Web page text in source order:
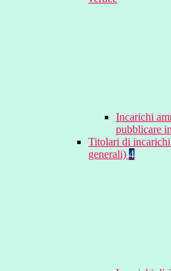
Incarichi
pubblicare
Titolari di
generali) 4